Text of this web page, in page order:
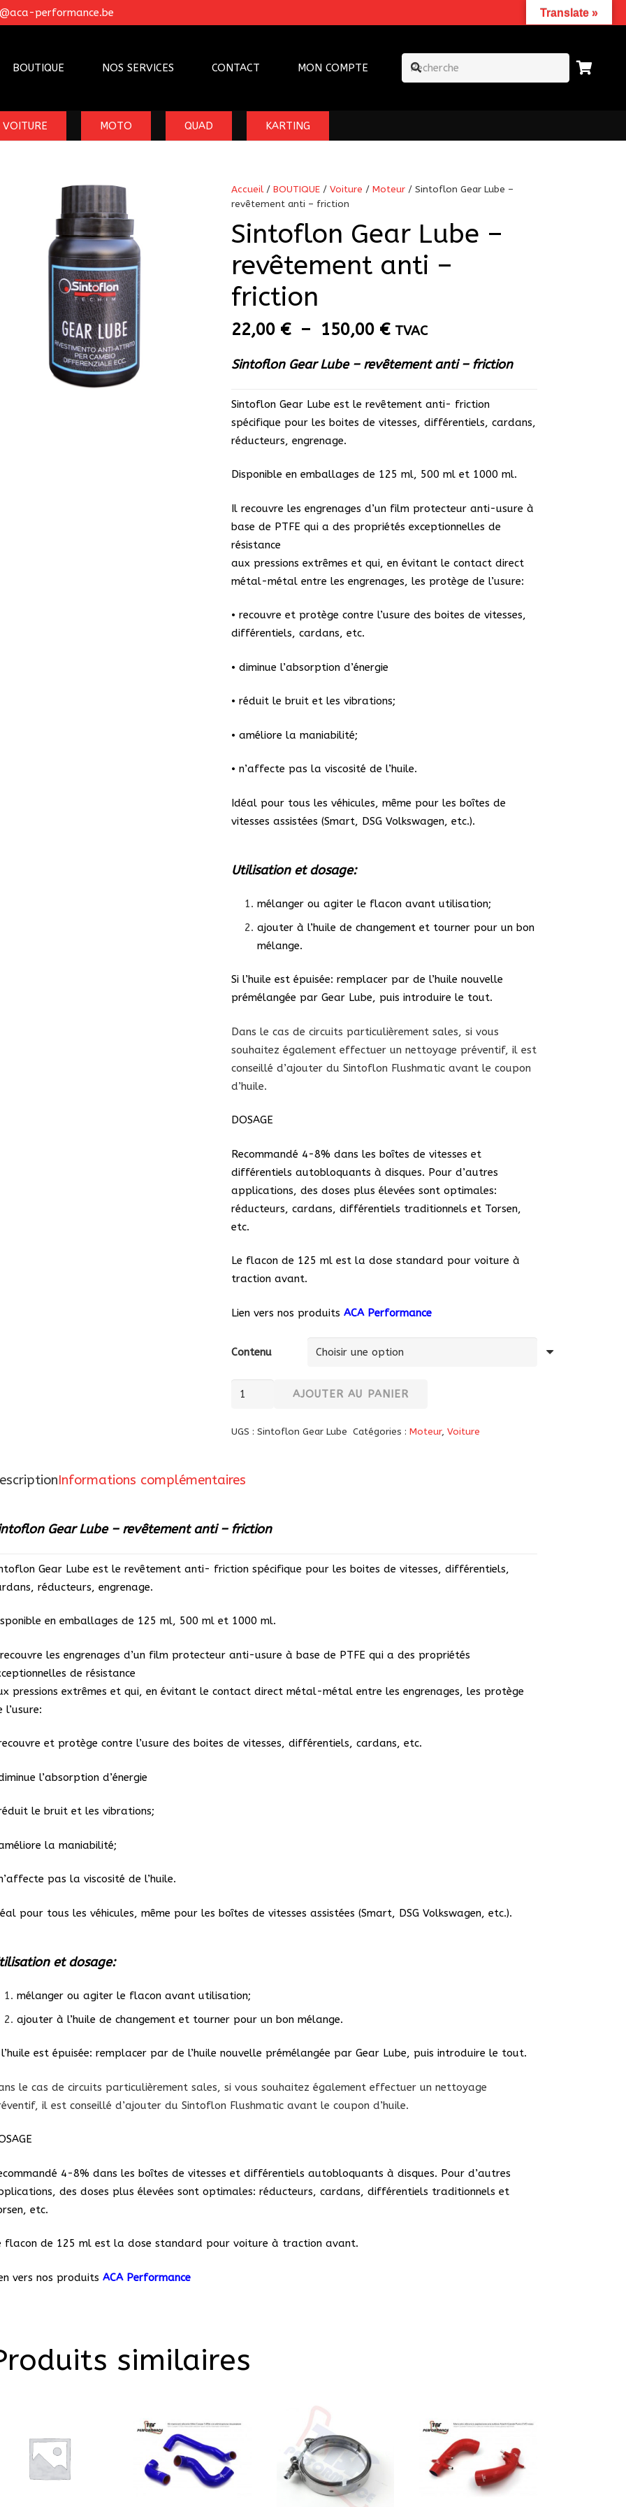
performance.be
BOUTIQUE NOS SERVICES CONTACT MON COMPTE
VOITURE MOTO QUAD KARTING
Accueil/ BOUTIQUE/ Voiture / Moteur/ Sintoflon Gear Lube –
revêtement anti – friction
Sintoflon Gear Lube –
revêtement anti –
friction
22,00 € – 150,00 €Plage
prix :
à
150,00 €
TVAC
Sintoflon Gear Lube – revêtement anti – friction
Sintoflon Gear Lube est le revêtement anti- friction
spécifique pour les boites de vitesses, différentiels, cardans,
réducteurs, engrenage.
Disponible en emballages de 125 ml, 500 ml et 1000 ml.
Il recouvre les engrenages d’un film protecteur anti-usure à
base de PTFE qui a des propriétés exceptionnelles de
résistance
aux pressions extrêmes et qui, en évitant le contact direct
métal-métal entre les engrenages, les protège de l’usure:
• recouvre et protège contre l’usure des boites de vitesses,
différentiels, cardans, etc.
• diminue l’absorption d’énergie
• réduit le bruit et les vibrations;
• améliore la maniabilité;
• n’affecte pas la viscosité de l’huile.
Idéal pour tous les véhicules, même pour les boîtes de
vitesses assistées (Smart, DSG Volkswagen, etc.).
Utilisation et dosage:
mélanger ou agiter le flacon avant utilisation;
ajouter à l’huile de changement et tourner pour un bon
mélange.
Si l’huile est épuisée: remplacer par de l’huile nouvelle
prémélangée par Gear Lube, puis introduire le tout.
Dans le cas de circuits particulièrement sales, si vous
souhaitez également effectuer un nettoyage préventif, il est
conseillé d’ajouter du Sintoflon Flushmatic avant le coupon
d’huile.
DOSAGE
Recommandé 4-8% dans les boîtes de vitesses et
différentiels autobloquants à disques. Pour d’autres
applications, des doses plus élevées sont optimales:
réducteurs, cardans, différentiels traditionnels et Torsen,
etc.
Le flacon de 125 ml est la dose standard pour voiture à
traction avant.
Lien vers nos produits ACA Performance
Contenu
quantité
-
-
AJOUTER AU PANIER
UGS : Sintoflon Gear Lube Catégories :Moteur,Voiture
Informations complémentaires
Gear Lube – revêtement anti – friction
Gear Lube est le revêtement anti- friction spécifique pour les boites de vitesses, différentiels,
réducteurs, engrenage.
en emballages de 125 ml, 500 ml et 1000 ml.
les engrenages d’un film protecteur anti-usure à base de PTFE qui a des propriétés
de résistance
pressions extrêmes et qui, en évitant le contact direct métal-métal entre les engrenages, les protège
l’usure:
et protège contre l’usure des boites de vitesses, différentiels, cardans, etc.
l’absorption d’énergie
le bruit et les vibrations;
la maniabilité;
pas la viscosité de l’huile.
pour tous les véhicules, même pour les boîtes de vitesses assistées (Smart, DSG Volkswagen, etc.).
et dosage:
mélanger ou agiter le flacon avant utilisation;
ajouter à l’huile de changement et tourner pour un bon mélange.
l’huile est épuisée: remplacer par de l’huile nouvelle prémélangée par Gear Lube, puis introduire le tout.
le cas de circuits particulièrement sales, si vous souhaitez également effectuer un nettoyage
il est conseillé d’ajouter du Sintoflon Flushmatic avant le coupon d’huile.
4-8% dans les boîtes de vitesses et différentiels autobloquants à disques. Pour d’autres
des doses plus élevées sont optimales: réducteurs, cardans, différentiels traditionnels et
etc.
flacon de 125 ml est la dose standard pour voiture à traction avant.
vers nos produitsACA Performance
similaires
Translate »